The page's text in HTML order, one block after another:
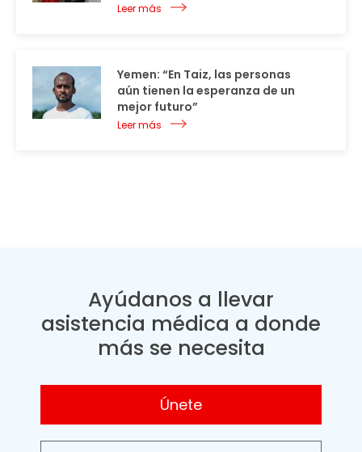
Leer más
Yemen: “En Taiz, las personas
aún tienen la esperanza de un
mejor futuro”
Leer más
Ayúdanos a llevar
asistencia médica a donde
más se necesita
Únete